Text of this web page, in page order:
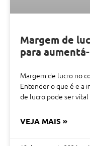
Margem de
para
Margem de lucro no
Entender o que é e a
de lucro pode ser vital
VEJA MAIS »